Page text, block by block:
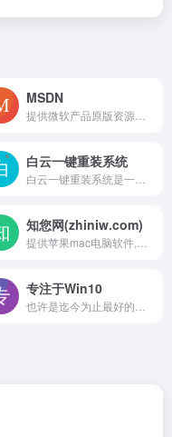
MSDN
白云一键重装系统
知您网(zhiniw.com)
专注于Win10